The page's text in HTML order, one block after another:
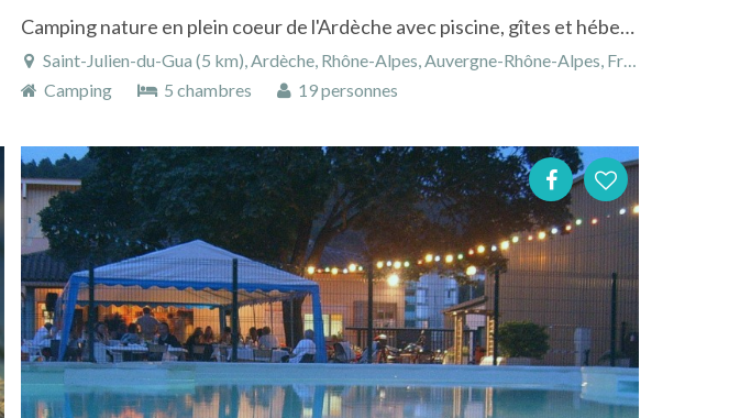
Camping nature en plein coeur de l'Ardèche avec piscine, gîtes et hébergements insolites
Saint-Julien-du-Gua (5 km), Ardèche, Rhône-Alpes, Auvergne-Rhône-Alpes, France
Camping
5 chambres 19 personnes